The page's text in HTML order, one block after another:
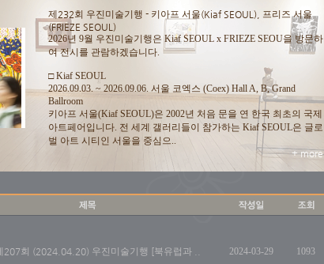
제232회 우진미술기행 - 키아프 서울(Kiaf SEOUL), 프리즈 서울
(FRIEZE SEOUL)
2026년 9월 우진미술기행은 Kiaf SEOUL x FRIEZE SEOU을 방문하
여 전시를 관람하겠습니다.
□ Kiaf SEOUL
2026.09.03. ~ 2026.09.06. 서울 코엑스 (Coex) Hall A, B, Grand
Ballroom
키아프 서울(Kiaf SEOUL)은 2002년 처음 문을 연 한국 최초의 국제
아트페어입니다. 전 세계 갤러리들이 참가하는 Kiaf SEOUL은 글로
벌 아트 시티인 서울을 중심으..
+ more
207회 (2024.04.20) 우진미술기행 [북유럽과 .. 2024-03-29 1093